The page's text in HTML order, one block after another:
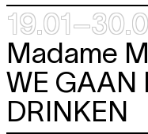
Madame
WE GAAN
DRINKEN